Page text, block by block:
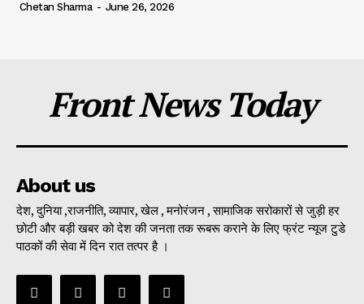
Chetan Sharma - June 26, 2026
Front News Today
About us
देश, दुनिया ,राजनीति, व्यापार, खेल , मनोरंजन , सामाजिक सरोकारों से जुड़ी हर
छोटी और बड़ी खबर को देश की जनता तक रूबरू कराने के लिए फ्रंट न्यूज टुडे
पाठकों की सेवा में दिन रात तत्पर है ।